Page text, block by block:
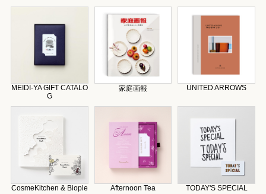
MEIDI-YA GIFT CATALO
G
家庭画報 UNITED ARROWS
CosmeKitchen & Biople Afternoon Tea TODAY'S SPECIAL